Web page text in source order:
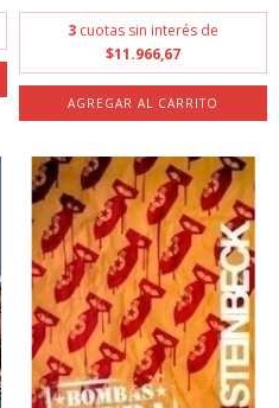
3 cuotas sin interés de
$11.966,67